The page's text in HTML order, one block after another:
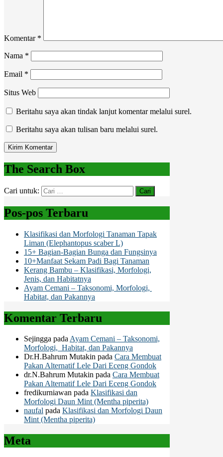
Komentar *
Nama *
Email *
Situs Web
Beritahu saya akan tindak lanjut komentar melalui surel.
Beritahu saya akan tulisan baru melalui surel.
The Search Box
Cari untuk:
Pos-pos Terbaru
Klasifikasi dan Morfologi Tanaman Tapak
Liman (Elephantopus scaber L)
15+ Bagian-Bagian Bunga dan Fungsinya
10+Manfaat Sekam Padi Bagi Tanaman
Kerang Bambu – Klasifikasi, Morfologi,
Jenis, dan Habitatnya
Ayam Cemani – Taksonomi, Morfologi,
Habitat, dan Pakannya
Komentar Terbaru
Sejingga padaAyam Cemani – Taksonomi,
Morfologi, Habitat, dan Pakannya
Dr.H.Bahrum Mutakin pada Cara Membuat
Pakan Alternatif Lele Dari Eceng Gondok
dr.N.Bahrum Mutakin pada Cara Membuat
Pakan Alternatif Lele Dari Eceng Gondok
fredikurniawan pada Klasifikasi dan
Morfologi Daun Mint (Mentha piperita)
naufal pada Klasifikasi dan Morfologi Daun
Mint (Mentha piperita)
Meta